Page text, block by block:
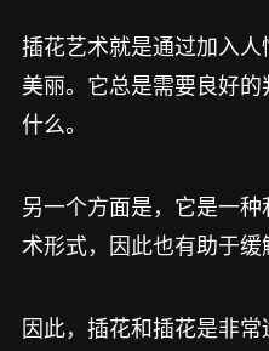
插花艺术就是通过加入
美丽。它总是需要良好
什么。
另一个方面是，它是一
术形式，因此也有助于缓
因此，插花和插花是非常